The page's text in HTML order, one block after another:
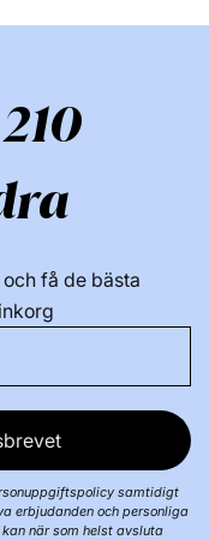
få de bästa
samtidigt
erbjudanden och personliga
när som helst avsluta